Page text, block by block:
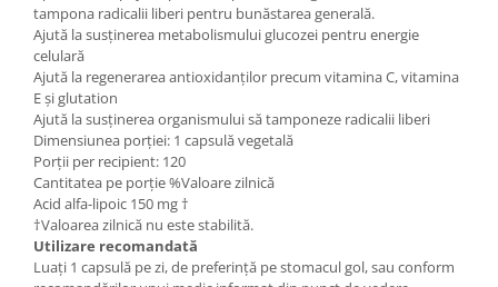
tampona radicalii liberi pentru bunăstarea generală.
Ajută la susținerea metabolismului glucozei pentru energie
celulară
Ajută la regenerarea antioxidanților precum vitamina C, vitamina
E și glutation
Ajută la susținerea organismului să tamponeze radicalii liberi
Dimensiunea porției: 1 capsulă vegetală
Porții per recipient: 120
Cantitatea pe porție %Valoare zilnică
Acid alfa-lipoic 150 mg †
†Valoarea zilnică nu este stabilită.
Utilizare recomandată
Luați 1 capsulă pe zi, de preferință pe stomacul gol, sau conform